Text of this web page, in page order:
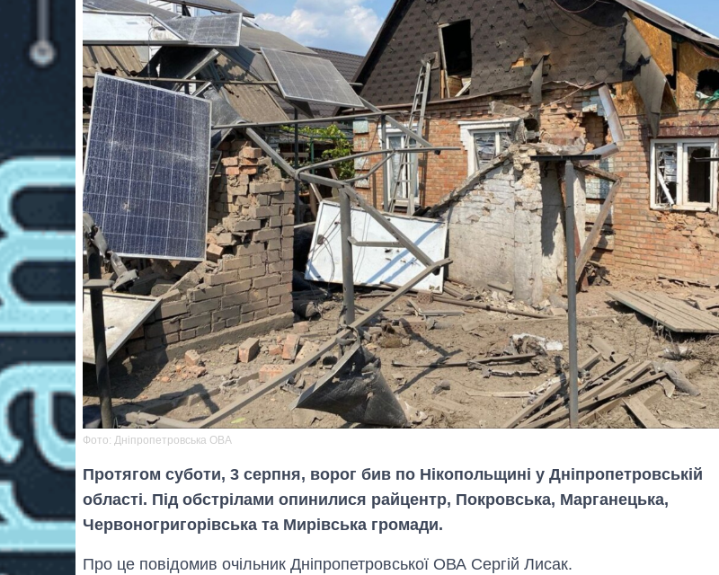
Фото: Дніпропетровська ОВА
Протягом суботи, 3 серпня, ворог бив по Нікопольщині у Дніпропетровській
області. Під обстрілами опинилися райцентр, Покровська, Марганецька,
Червоногригорівська та Мирівська громади.
Про це повідомив очільник Дніпропетровської ОВА Сергій Лисак.